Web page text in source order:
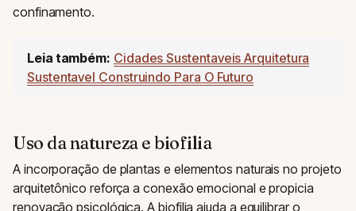
confinamento.
Leia também: Cidades Sustentaveis Arquitetura
Sustentavel Construindo Para O Futuro
Uso da natureza e biofilia
A incorporação de plantas e elementos naturais no projeto
arquitetônico reforça a conexão emocional e propicia
renovação psicológica. A biofilia ajuda a equilibrar o